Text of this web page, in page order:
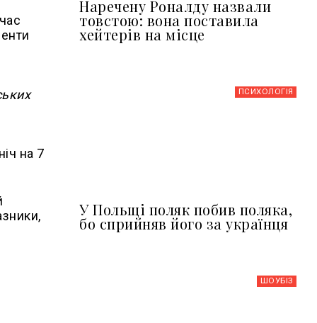
на 7
Наречену Роналду назвали
товстою: вона поставила
хейтерів на місце
ПСИХОЛОГІЯ
У Польщі поляк побив поляка,
бо сприйняв його за українця
ШОУБIЗ